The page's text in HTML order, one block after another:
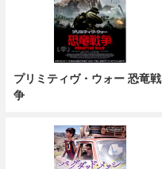
プリミティヴ・ウォー 恐竜戦
争